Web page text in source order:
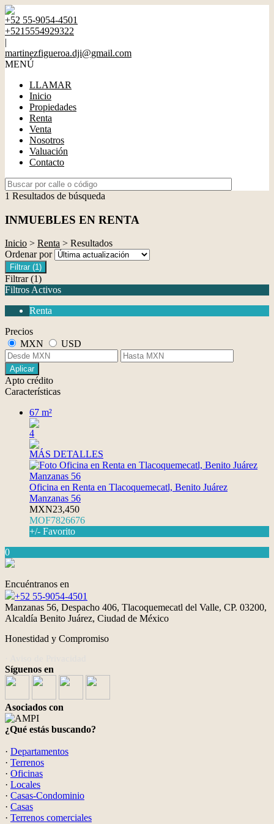
+52 55-9054-4501
+5215554929322
|
martinezfigueroa.dji@gmail.com
MENÚ
LLAMAR
Inicio
Propiedades
Renta
Venta
Nosotros
Valuación
Contacto
1 Resultados de búsqueda
INMUEBLES EN RENTA
Inicio > Renta > Resultados
Ordenar por
Filtrar (1)
Filtrar (1)
Filtros Activos
Renta
Precios
MXN
USD
Aplicar
Apto crédito
Características
67 m²
4
MÁS DETALLES
Oficina en Renta en Tlacoquemecatl, Benito Juárez
Manzanas 56
MXN23,450
MOF7826676
+/- Favorito
0
Encuéntranos en
+52 55-9054-4501
Manzanas 56, Despacho 406, Tlacoquemecatl del Valle, CP. 03200,
Alcaldía Benito Juárez, Ciudad de México
Honestidad y Compromiso
Síguenos en
Asociados con
¿Qué estás buscando?
· Departamentos
· Terrenos
· Oficinas
· Locales
· Casas-Condominio
· Casas
· Terrenos comerciales